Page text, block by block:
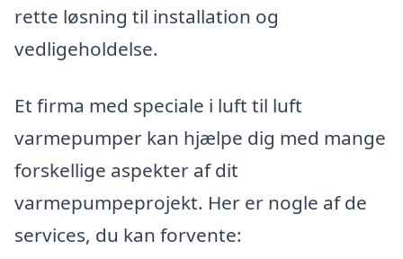
rette løsning til installation og
vedligeholdelse.
Et firma med speciale i luft til luft
varmepumper kan hjælpe dig med mange
forskellige aspekter af dit
varmepumpeprojekt. Her er nogle af de
services, du kan forvente: